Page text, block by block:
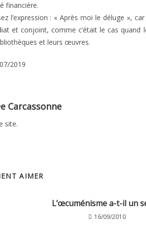
financière.
l’expression : « Après moi le déluge »,
et conjoint, comme c’était le cas
et leurs œuvres.
2019
Carcassonne
site.
AIMER
L’œcuménisme a-t-il un
16/09/2010